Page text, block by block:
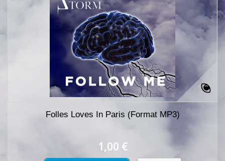
Folles Loves In Paris (Format MP3)
1,00 €